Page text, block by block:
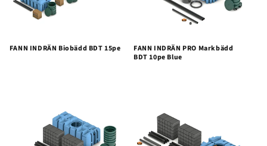
FANN INDRÄN Biobädd BDT 15pe
FANN INDRÄN PRO Markbädd
BDT 10pe Blue